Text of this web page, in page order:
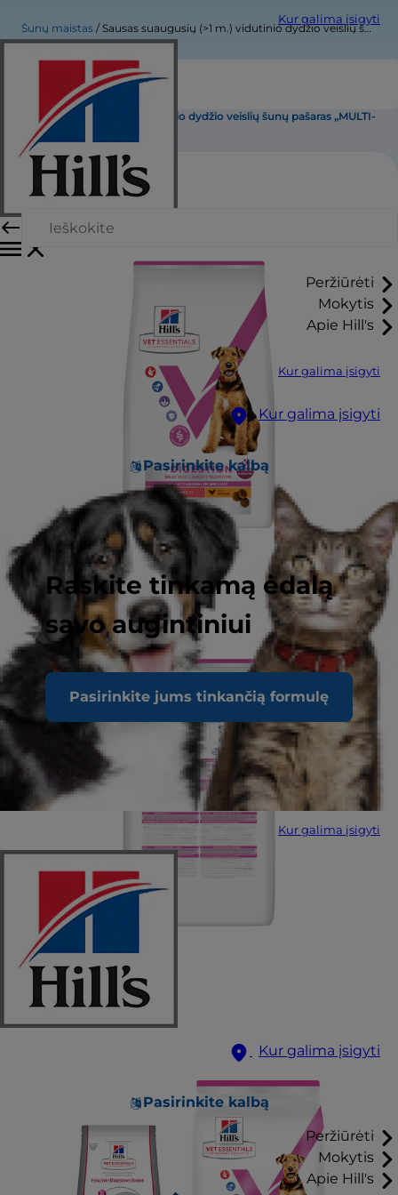
Kur galima įsigyti
Peržiūrėti
Mokytis
Apie Hill's
Kur galima įsigyti
Kur galima įsigyti
Pasirinkite kalbą
Raskite tinkamą ėdalą
savo augintiniui
Pasirinkite jums tinkančią formulę
Kur galima įsigyti
Kur galima įsigyti
Pasirinkite kalbą
Peržiūrėti
Mokytis
Apie Hill's
Šunų maistas Sausas suaugusių (>1 m.) vidutinio dydžio veislių šunų pašaras „MULTI-BENEFIT + DIGESTION“
Sausas suaugusių (>1 m.) vidutinio dydžio veislių šunų pašaras „MULTI-
BENEFIT + DIGESTION“